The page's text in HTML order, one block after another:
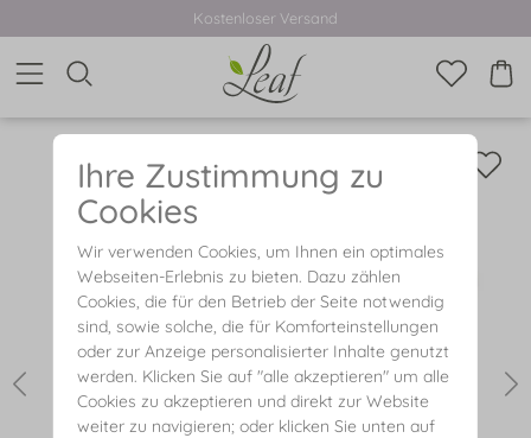
Kostenloser Versand
Ihre Zustimmung zu
Cookies
Wir verwenden Cookies, um Ihnen ein optimales
Webseiten-Erlebnis zu bieten. Dazu zählen
Cookies, die für den Betrieb der Seite notwendig
sind, sowie solche, die für Komforteinstellungen
oder zur Anzeige personalisierter Inhalte genutzt
werden. Klicken Sie auf "alle akzeptieren" um alle
Cookies zu akzeptieren und direkt zur Website
weiter zu navigieren; oder klicken Sie unten auf